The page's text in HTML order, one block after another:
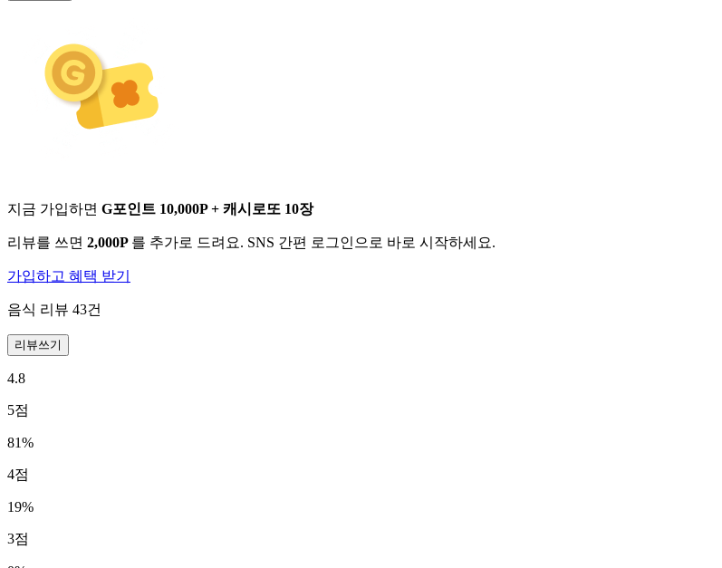
지금 가입하면 G포인트 10,000P + 캐시로또 10장
리뷰를 쓰면 2,000P 를 추가로 드려요. SNS 간편 로그인으로 바로 시작하세요.
가입하고 혜택 받기
음식 리뷰 43건
리뷰쓰기
4.8
5점
81%
4점
19%
3점